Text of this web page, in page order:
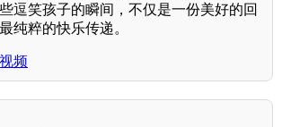
逗笑孩子的瞬间，不仅是一份美好的回
纯粹的快乐传递。
频